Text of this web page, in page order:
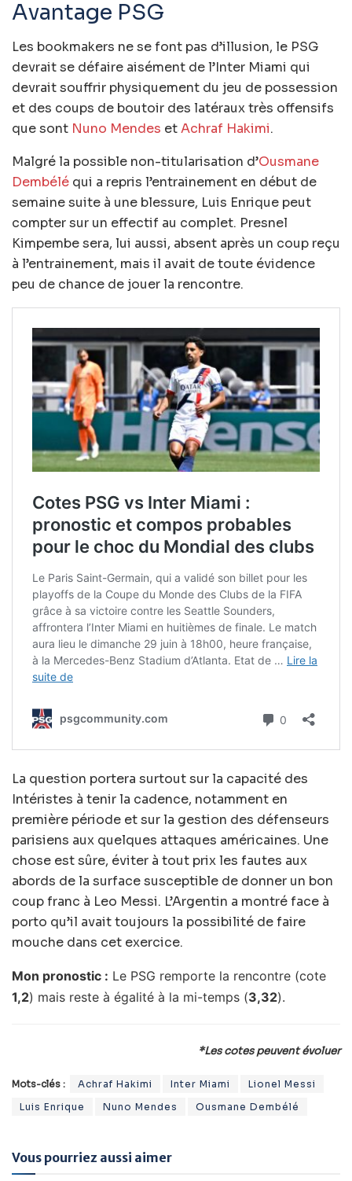
Avantage PSG
Les bookmakers ne se font pas d’illusion, le PSG
devrait se défaire aisément de l’Inter Miami qui
devrait souffrir physiquement du jeu de possession
et des coups de boutoir des latéraux très offensifs
que sont Nuno Mendes etAchraf Hakimi.
Malgré la possible non-titularisation d’Ousmane
Dembélé qui a repris l’entrainement en début de
semaine suite à une blessure, Luis Enrique peut
compter sur un effectif au complet. Presnel
Kimpembe sera, lui aussi, absent après un coup reçu
à l’entrainement, mais il avait de toute évidence
peu de chance de jouer la rencontre.
La question portera surtout sur la capacité des
Intéristes à tenir la cadence, notamment en
première période et sur la gestion des défenseurs
parisiens aux quelques attaques américaines. Une
chose est sûre, éviter à tout prix les fautes aux
abords de la surface susceptible de donner un bon
coup franc à Leo Messi. L’Argentin a montré face à
porto qu’il avait toujours la possibilité de faire
mouche dans cet exercice.
Mon pronostic : Le PSG remporte la rencontre (cote
1,2) mais reste à égalité à la mi-temps (3,32).
*Les cotes peuvent évoluer
Mots-clés : Achraf Hakimi Inter Miami
Lionel Messi
Luis Enrique
Nuno Mendes Ousmane Dembélé
Vous pourriez aussi aimer